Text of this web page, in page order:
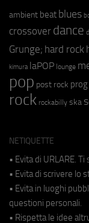
ambient beat blues
crossover dance
Grunge; hard rock
kimura laPOP lounge
pop post rock prog
rock rockabilly ska
NETIQUETTE
• Evita di URLARE.
• Evita di scrivere lo
• Evita in luoghi
questioni personali.
• Rispetta le idee